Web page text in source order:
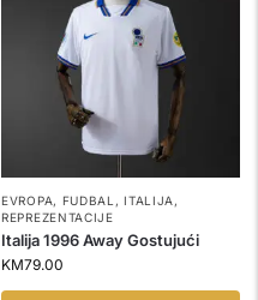
EVROPA, FUDBAL ,ITALIJA ,
REPREZENTACIJE
Italija 1996 Away Gostujući
KM79.00